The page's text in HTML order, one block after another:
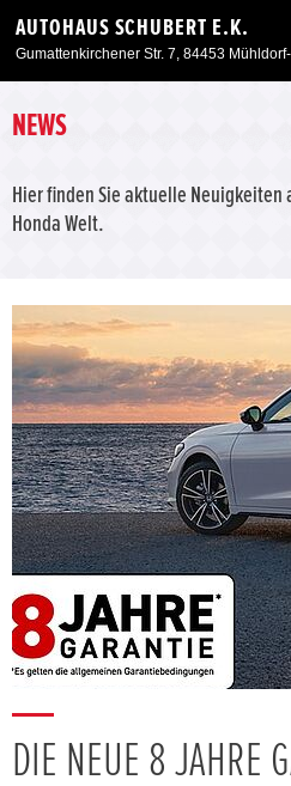
AUTOHAUS SCHUBERT E.K.
Gumattenkirchener Str. 7, 84453
Neuwagen
Gebrauchtwagen
Service & Zubehör
Unser Autohaus
NEWS
Hier finden Sie aktuelle Neuigkeiten
Honda Welt.
DIE NEUE 8 JAHRE